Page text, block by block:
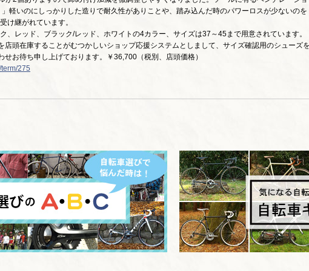
軽いのにしっかりした造りで耐久性がありことや、踏み込んだ時のパワーロスが少ないのを
け継がれています。
、レッド、ブラック/レッド、ホワイトの4カラー、サイズは37～45まで用意されています。
店頭在庫することがむつかしいショップ応援システムとしまして、サイズ確認用のシューズ
お待ち申し上げております。￥36,700（税別、店頭価格）
275